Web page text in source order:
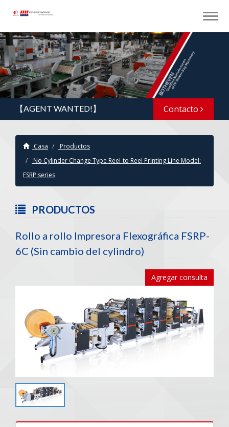
【AGENT WANTED!】 Contacto
Casa
Productos
No Cylinder Change Type Reel-to Reel Printing Line Model:
FSRP series
PRODUCTOS
Rollo a rollo Impresora Flexográfica FSRP-
6C (Sin cambio del cylindro)
Agregar consulta